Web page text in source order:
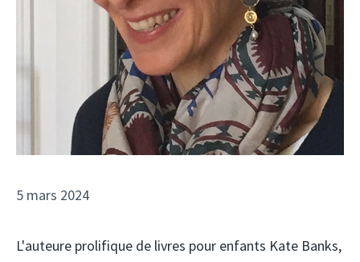
5 mars 2024
L'auteure prolifique de livres pour enfants Kate Banks,